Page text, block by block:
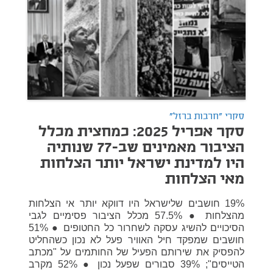
סקרי "חרבות ברזל"
סקר אפריל 2025: כמחצית מכלל
הציבור מאמינים שב-77 שנותיה
היו למדינת ישראל יותר הצלחות
מאי הצלחות
19% חושבים שלישראל היו דווקא יותר אי הצלחות
מהצלחות ● 57.5% מכלל הציבור פסימיים לגבי
הסיכויים להשיג עסקה לשחרור כל החטופים ● 51%
חושבים שמפקד חיל האוויר פעל לא נכון כשהחליט
להפסיק את שירותם הפעיל של החותמים על "מכתב
הטייסים"; 39% סבורים שפעל נכון ● 52% מקרב